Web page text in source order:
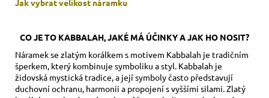
CO JE TO KABBALAH, JAKÉ MÁ ÚČINKY A JAK HO NOSIT?
Náramek se zlatým korálkem s motivem Kabbalah je tradičním
šperkem, který kombinuje symboliku a styl. Kabbalah je
židovská mystická tradice, a její symboly často představují
duchovní ochranu, harmonii a propojení s vyššími silami. Zlatý